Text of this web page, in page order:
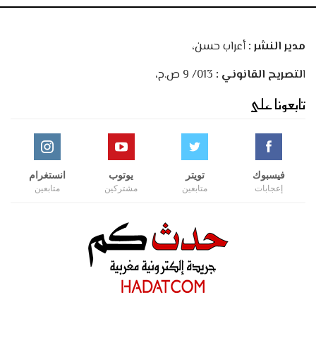
مدير النشر :أعراب حسن،
التصريح القانوني :
تابعونا على
فيسبوك
إعجابات
تويتر
متابعين
يوتوب
مشتركين
انستغرام
متابعين